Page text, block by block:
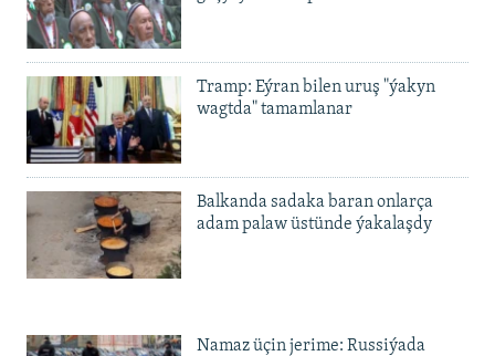
Tramp: Eýran bilen uruş "ýakyn
wagtda" tamamlanar
Balkanda sadaka baran onlarça
adam palaw üstünde ýakalaşdy
Namaz üçin jerime: Russiýada